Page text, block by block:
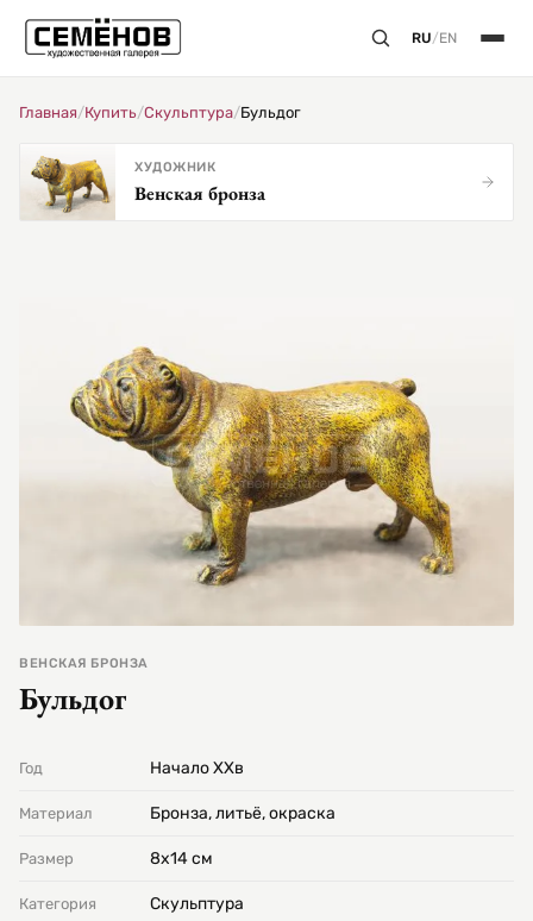
RU/EN
Главная/Купить/Скульптура/Бульдог
ХУДОЖНИК
Венская бронза
ВЕНСКАЯ БРОНЗА
Бульдог
Год Начало XXв
Материал Бронза, литьё, окраска
Размер 8х14 см
Категория Скульптура